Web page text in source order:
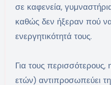
σε καφενεία,
καθώς δεν ήξεραν πού
ενεργητικότητά τους.
Για τους
ετών) αντιπροσωπεύει